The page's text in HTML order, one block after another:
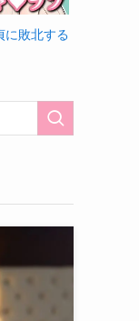
に敗北する